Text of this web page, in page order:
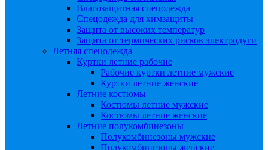
Влагозащитная спецодежда
Спецодежда для химзащиты
Защита от высоких температур
Защита от термических рисков электродуги
Летняя спецодежда
Куртки летние рабочие
Рабочие куртки летние мужские
Куртки летние женские
Летние костюмы
Костюмы летние мужские
Костюмы летние женские
Летние полукомбинезоны
Полукомбинезоны мужские
Полукомбинезоны женские